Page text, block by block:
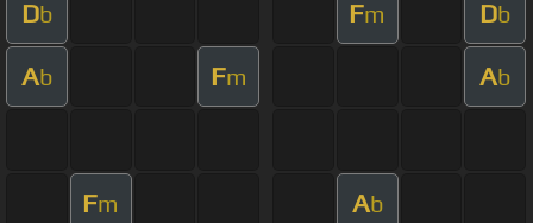
Db Fm Db
Ab Fm Ab
Fm Ab